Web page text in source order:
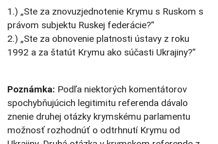
1.) „Ste za znovuzjednotenie Krymu s Ruskom s
právom subjektu Ruskej federácie?“
2.) „Ste za obnovenie platnosti ústavy z roku
1992 a za štatút Krymu ako súčasti Ukrajiny?“
Poznámka: Podľa niektorých komentátorov
spochybňujúcich legitimitu referenda dávalo
znenie druhej otázky krymskému parlamentu
možnosť rozhodnúť o odtrhnutí Krymu od